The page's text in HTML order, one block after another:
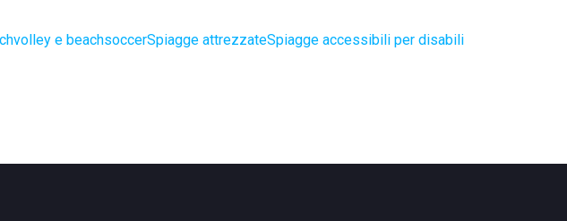
e beachsoccerSpiagge attrezzateSpiagge accessibili per disabili